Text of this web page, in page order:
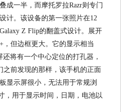
成一半，而摩托罗拉Razr则专门
计。该设备的第一张照片在12
Z Flip的翻盖式设计。展开
，但边框更大。它的显示相当
将有一个中心定位的打孔器，
之前发现的那样，该手机的正面
显示屏很小，无法用于常规浏
，用于显示时间，日期，电池以